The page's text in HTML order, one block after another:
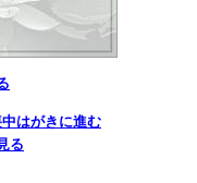
はがきに進む
る